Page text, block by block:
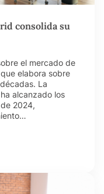
consolida su
el mercado de
elabora sobre
La
alcanzado los
2024,